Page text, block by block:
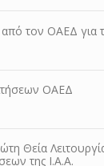
τον ΟΑΕΔ για
ΟΑΕΔ
Θεία
της Ι.Α.Α.